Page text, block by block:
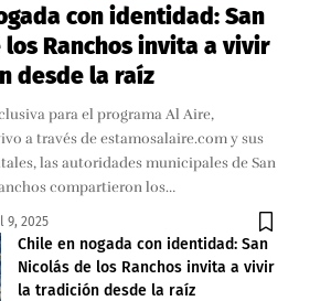
con identidad: San
los Ranchos invita a vivir
desde la raíz
para el programa Al Aire,
a través de estamosalaire.com y sus
las autoridades municipales de San
compartieron los…
9, 2025
Chile en nogada con identidad: San
Nicolás de los Ranchos invita a vivir
la tradición desde la raíz